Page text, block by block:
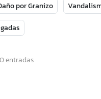
por Granizo
entradas